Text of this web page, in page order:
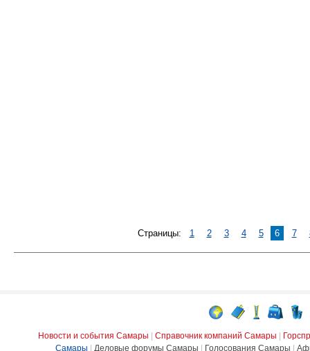
Страницы: 1 2 3 4 5 6 7
Новости и события Самары Справочник компаний Самары
Самары
Деловые форумы Самары Голосования Самары